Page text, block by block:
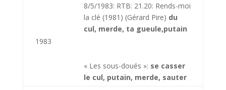
1983
8/5/1983: RTB: 21.20: Rends-moi
la clé (1981) (Gérard Pire) du
cul, merde, ta gueule,putain
« Les sous-doués »: se casser
le cul, putain, merde, sauter